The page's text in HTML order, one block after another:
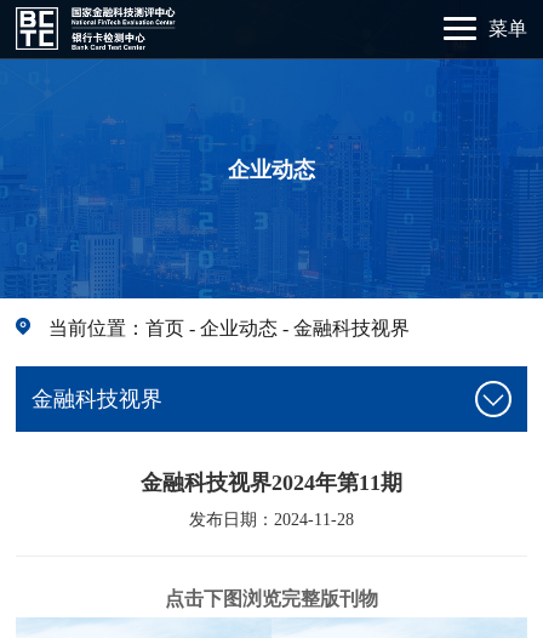
菜单
企业动态
当前位置：首页 -企业动态 -金融科技视界
金融科技视界
金融科技视界2024年第11期
发布日期：2024-11-28
点击下图浏览完整版刊物